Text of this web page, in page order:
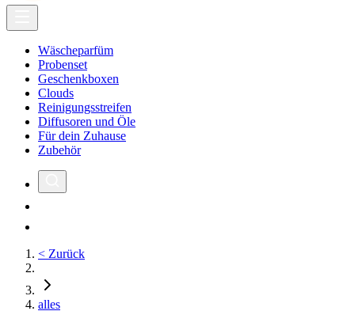
Wäscheparfüm
Probenset
Geschenkboxen
Clouds
Reinigungsstreifen
Diffusoren und Öle
Für dein Zuhause
Zubehör
< Zurück
alles